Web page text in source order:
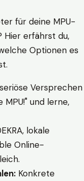
für deine MPU-
Hier erfährst du,
Optionen es
Versprechen
und lerne,
lokale
Online-
Konkrete